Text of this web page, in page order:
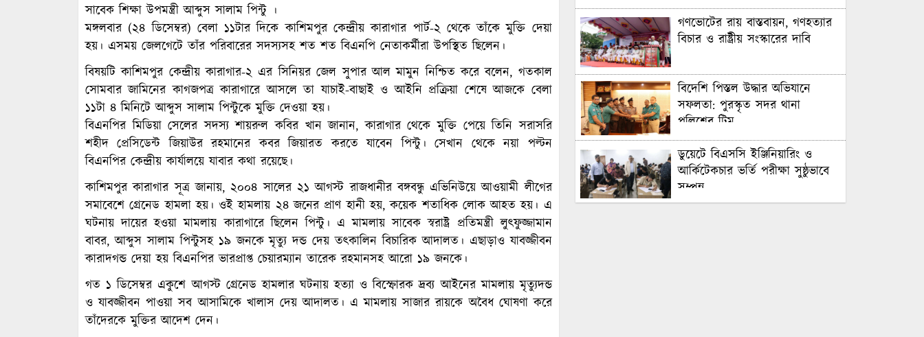
সাবেক শিক্ষা উপমন্ত্রী আব্দুস সালাম পিন্টু ।
মঙ্গলবার (২৪ ডিসেম্বর) বেলা ১১টার দিকে কাশিমপুর কেন্দ্রীয় কারাগার পার্ট-২ থেকে তাঁকে মুক্তি দেয়া
হয়। এসময় জেলগেটে তাঁর পরিবারের সদস্যসহ শত শত বিএনপি নেতাকর্মীরা উপস্থিত ছিলেন।
বিষয়টি কাশিমপুর কেন্দ্রীয় কারাগার-২ এর সিনিয়র জেল সুপার আল মামুন নিশ্চিত করে বলেন, গতকাল
সোমবার জামিনের কাগজপত্র কারাগারে আসলে তা যাচাই-বাছাই ও আইনি প্রক্রিয়া শেষে আজকে বেলা
১১টা ৪ মিনিটে আব্দুস সালাম পিন্টুকে মুক্তি দেওয়া হয়।
বিএনপির মিডিয়া সেলের সদস্য শায়রুল কবির খান জানান, কারাগার থেকে মুক্তি পেয়ে তিনি সরাসরি
শহীদ প্রেসিডেন্ট জিয়াউর রহমানের কবর জিয়ারত করতে যাবেন পিন্টু। সেখান থেকে নয়া পল্টন
বিএনপির কেন্দ্রীয় কার্যালয়ে যাবার কথা রয়েছে।
কাশিমপুর কারাগার সূত্র জানায়, ২০০৪ সালের ২১ আগস্ট রাজধানীর বঙ্গবন্ধু এভিনিউয়ে আওয়ামী লীগের
সমাবেশে গ্রেনেড হামলা হয়। ওই হামলায় ২৪ জনের প্রাণ হানী হয়, কয়েক শতাধিক লোক আহত হয়। এ
ঘটনায় দায়ের হওয়া মামলায় কারাগারে ছিলেন পিন্টু। এ মামলায় সাবেক স্বরাষ্ট্র প্রতিমন্ত্রী লুৎফুজ্জামান
বাবর, আব্দুস সালাম পিন্টুসহ ১৯ জনকে মৃত্যু দন্ড দেয় তৎকালিন বিচারিক আদালত। এছাড়াও যাবজ্জীবন
কারাদগন্ড দেয়া হয় বিএনপির ভারপ্রাপ্ত চেয়ারম্যান তারেক রহমানসহ আরো ১৯ জনকে।
গত ১ ডিসেম্বর একুশে আগস্ট গ্রেনেড হামলার ঘটনায় হত্যা ও বিস্ফোরক দ্রব্য আইনের মামলায় মৃত্যুদন্ড
ও যাবজ্জীবন পাওয়া সব আসামিকে খালাস দেয় আদালত। এ মামলায় সাজার রায়কে অবৈধ ঘোষণা করে
তাঁদেরকে মুক্তির আদেশ দেন।
গণভোটের রায় বাস্তবায়ন, গণহত্যার
বিচার ও রাষ্ট্রীয় সংস্কারের দাবি
বিদেশি পিস্তল উদ্ধার অভিযানে
সফলতা: পুরস্কৃত সদর থানা
পুলিশের টিম
ডুয়েটে বিএসসি ইঞ্জিনিয়ারিং ও
আর্কিটেকচার ভর্তি পরীক্ষা সুষ্ঠুভাবে
সম্পন্ন